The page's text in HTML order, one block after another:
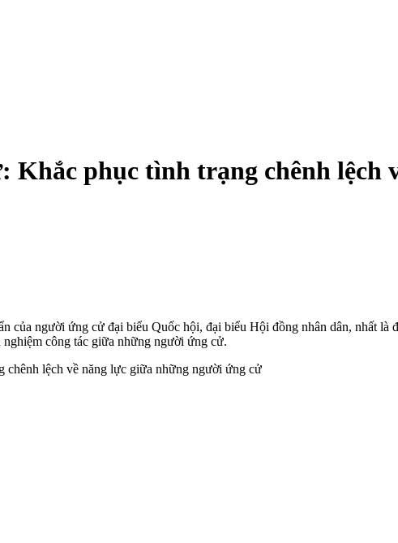
Khắc phục tình trạng chênh lệch
của người ứng cử đại biểu Quốc hội, đại biểu Hội đồng nhân dân, nhất
công tác giữa những người ứng cử.